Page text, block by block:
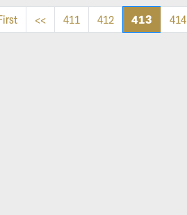
<< 411 412 413 414